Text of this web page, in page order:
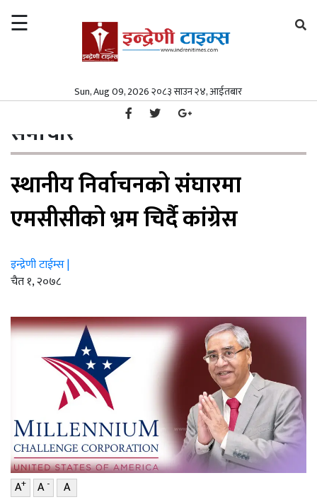
☰
Sun, Aug 09, 2026 २०८३ साउन २४, आईतबार
समाज
पत्रपत्रिका
मनोरञ्जन
स्वास्थ्य
वाणिज्य
सम्पादकीय
संस्कृति/
संस्कार
प्रदेश
खेलकुद
पत्रपत्रिका
मनोरञ्जन
विश्व
अर्थ/
वाणिज्य
शिक्षा
सम्पादकीय
संस्कृति/
प्रदेश
खेलकुद
सूचना/
गृहपृष्ठ/ समाचार
समाचार
स्थानीय निर्वाचनको संघारमा
एमसीसीको भ्रम चिर्दै कांग्रेस
इन्द्रेणी टाईम्स |
चैत १, २०७८
A+ A- A